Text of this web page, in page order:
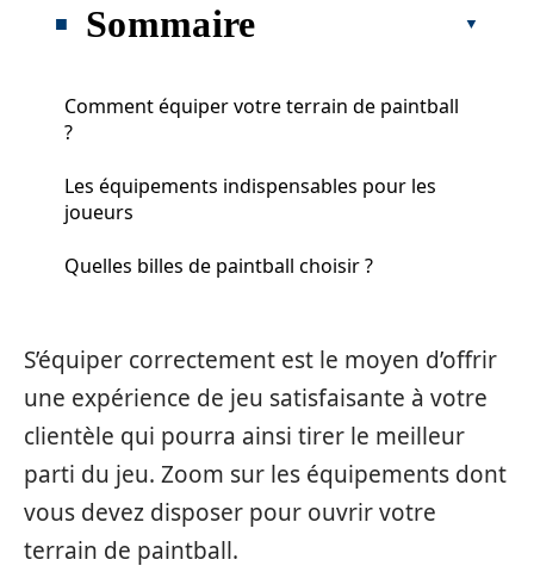
Sommaire
Comment équiper votre terrain de paintball
?
Les équipements indispensables pour les
joueurs
Quelles billes de paintball choisir ?
S’équiper correctement est le moyen d’offrir
une expérience de jeu satisfaisante à votre
clientèle qui pourra ainsi tirer le meilleur
parti du jeu. Zoom sur les équipements dont
vous devez disposer pour ouvrir votre
terrain de paintball.